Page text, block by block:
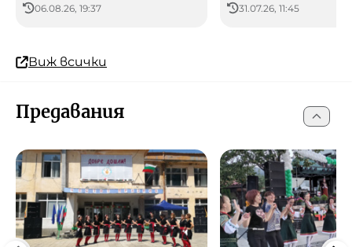
06.08.26, 19:37 31.07.26, 11:45
Виж всички
Предавания